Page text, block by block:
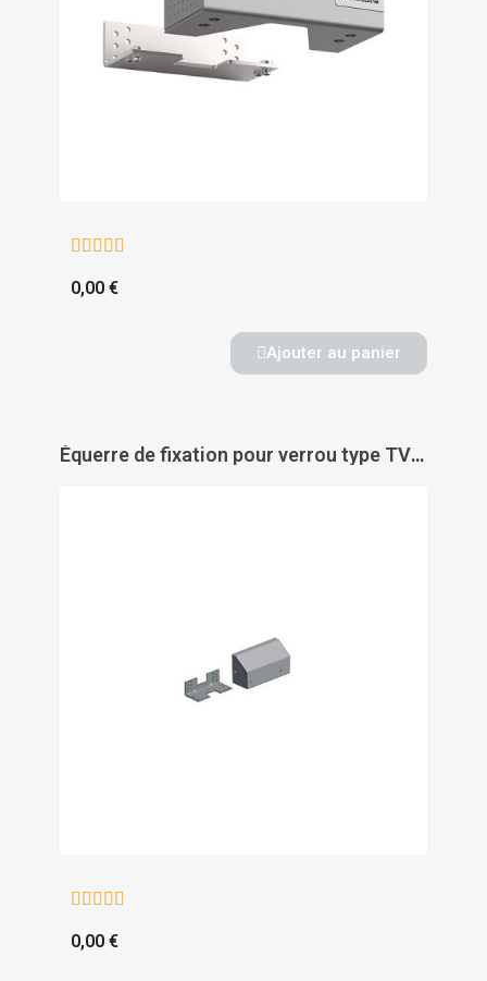
    
0,00 €
Ajouter au panier
Équerre de fixation pour verrou type TV 101 acier galvanisé capot aluminium anodisé argent - DORMAKABA
    
0,00 €